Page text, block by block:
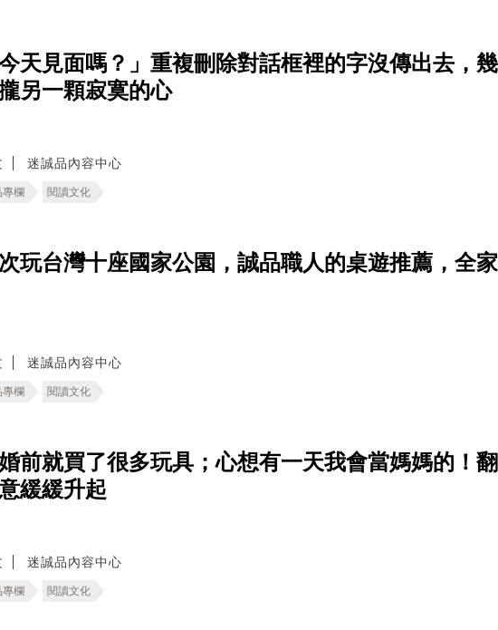
今天見面嗎？」重複刪除對話框裡的字沒傳出去，
另一顆寂寞的心
迷誠品內容中心
專欄 閱讀文化
玩台灣十座國家公園，誠品職人的桌遊推薦，全
迷誠品內容中心
專欄 閱讀文化
前就買了很多玩具；心想有一天我會當媽媽的！
緩緩升起
迷誠品內容中心
專欄 閱讀文化